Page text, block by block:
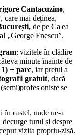
Cantacuzino,
care mai deținea,
de pe Calea
„George Enescu”.
: vizitele în clădire
minute înainte de
1) + parc, iar prețul a
gratuit, dacă
se
castel, unde ne-a
turul și despre
vizita propriu-zisă.